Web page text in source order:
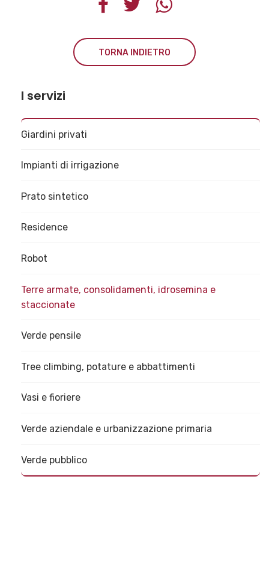
TORNA INDIETRO
I servizi
Giardini privati
Impianti di irrigazione
Prato sintetico
Residence
Robot
Terre armate, consolidamenti, idrosemina e
staccionate
Verde pensile
Tree climbing, potature e abbattimenti
Vasi e fioriere
Verde aziendale e urbanizzazione primaria
Verde pubblico